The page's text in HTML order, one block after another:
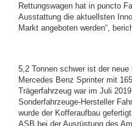
Rettungswagen hat in puncto
Ausstattung die aktuellsten
Markt angeboten werden“,
5,2 Tonnen schwer ist der
Mercedes Benz Sprinter mit
Trägerfahrzeug war im Juli
Sonderfahrzeuge-Hersteller
wurde der Kofferaufbau
ASB bei der Ausrüstung des